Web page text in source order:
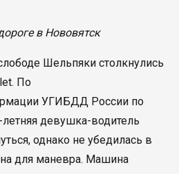
в Нововятск
Шельпяки столкнулись
По
УГИБДД России по
девушка-водитель
однако не убедилась в
для маневра. Машина